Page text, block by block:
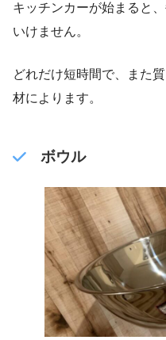
キッチンカーが始まると
いけません。
どれだけ短時間で、また
材によります。
ボウル